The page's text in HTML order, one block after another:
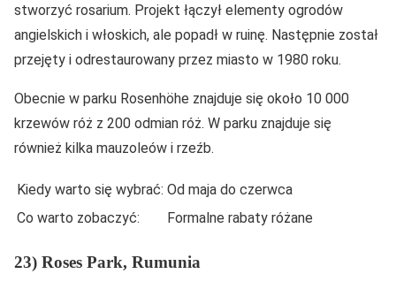
stworzyć rosarium. Projekt łączył elementy ogrodów
angielskich i włoskich, ale popadł w ruinę. Następnie został
przejęty i odrestaurowany przez miasto w 1980 roku.
Obecnie w parku Rosenhöhe znajduje się około 10 000
krzewów róż z 200 odmian róż. W parku znajduje się
również kilka mauzoleów i rzeźb.
Kiedy warto się wybrać: Od maja do czerwca
Co warto zobaczyć:
Formalne rabaty różane
23) Roses Park, Rumunia